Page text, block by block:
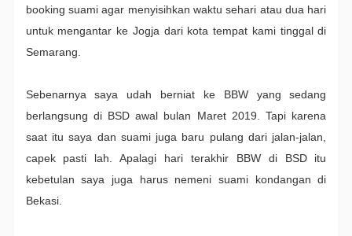
booking suami agar menyisihkan waktu sehari atau dua hari
untuk mengantar ke Jogja dari kota tempat kami tinggal di
Semarang.
Sebenarnya saya udah berniat ke BBW yang sedang
berlangsung di BSD awal bulan Maret 2019. Tapi karena
saat itu saya dan suami juga baru pulang dari jalan-jalan,
capek pasti lah. Apalagi hari terakhir BBW di BSD itu
kebetulan saya juga harus nemeni suami kondangan di
Bekasi.